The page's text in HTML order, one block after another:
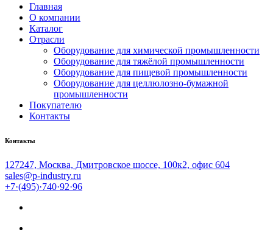
Главная
О компании
Каталог
Отрасли
Оборудование для химической промышленности
Оборудование для тяжёлой промышленности
Оборудование для пищевой промышленности
Оборудование для целлюлозно-бумажной
промышленности
Покупателю
Контакты
Контакты
127247, Москва, Дмитровское шоссе, 100к2, офис 604
sales@p-industry.ru
+7·(495)·740·92·96